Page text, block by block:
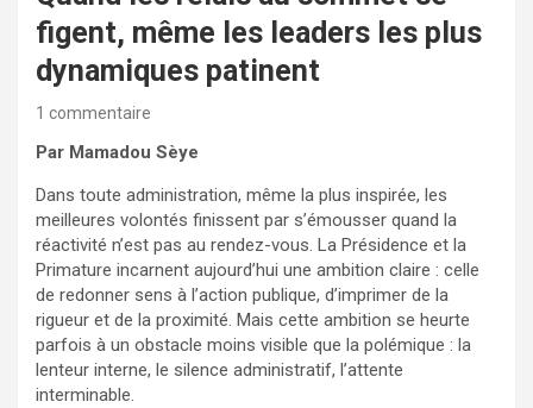
figent, même les leaders les plus
dynamiques patinent
1 commentaire
Par Mamadou Sèye
Dans toute administration, même la plus inspirée, les
meilleures volontés finissent par s’émousser quand la
réactivité n’est pas au rendez-vous. La Présidence et la
Primature incarnent aujourd’hui une ambition claire : celle
de redonner sens à l’action publique, d’imprimer de la
rigueur et de la proximité. Mais cette ambition se heurte
parfois à un obstacle moins visible que la polémique : la
lenteur interne, le silence administratif, l’attente
interminable.